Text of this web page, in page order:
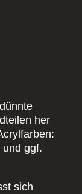
her
ggf.
sich